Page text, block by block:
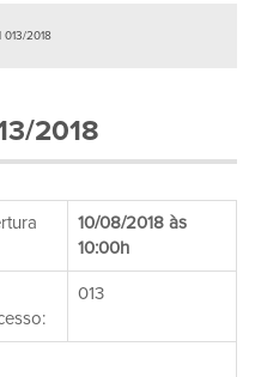
2018
2018
10/08/2018 às
10:00h
013